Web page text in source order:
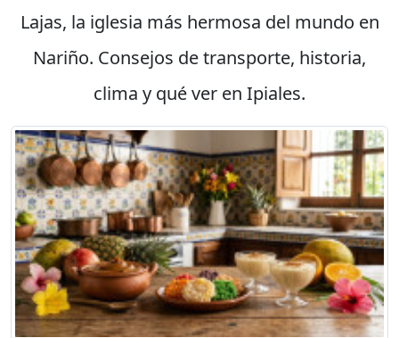
Lajas, la iglesia más hermosa del mundo en
Nariño. Consejos de transporte, historia,
clima y qué ver en Ipiales.